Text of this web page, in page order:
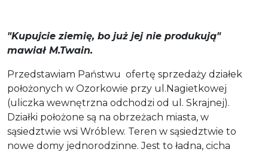
"Kupujcie ziemię, bo już jej nie produkują"
mawiał M.Twain.
Przedstawiam Państwu ofertę sprzedaży działek
położonych w Ozorkowie przy ul.Nagietkowej
(uliczka wewnętrzna odchodzi od ul. Skrajnej).
Działki położone są na obrzeżach miasta, w
sąsiedztwie wsi Wróblew. Teren w sąsiedztwie to
nowe domy jednorodzinne. Jest to ładna, cicha